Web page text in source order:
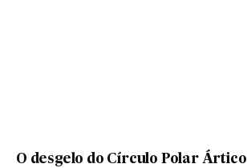
O desgelo do Círculo Polar Ártico